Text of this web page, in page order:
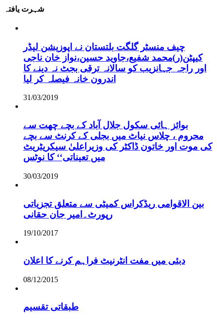
شہرت یافتہ
چیف منسٹر گلگت بلتستان نے اپوزیشن لیڈر
کیپٹن(ر)محمد شفیع،جاوید حسین،نواز خان ناجی
اور راجہ جہانزیب کو سالانہ ترقی بجٹ نہ دینے کا
اندرون خانہ فیصلہ کر لیا
31/03/2019
بوائز ہائی سکول جلال آباد کے بچے چھت سے
محروم ، چلاس نیاٹ میں بجلی کے کرنٹ سے بچے
کی موت اور خاتون ڈاکٹر کی وزیراعلیٰ سیکریٹریٹ
میں تعیناتی‘‘ کا نوٹس
30/03/2019
بین الاقوامی ریڈکراس کمیٹی سے متعلق تجزیاتی
رپورٹ۔امیر جان حقانی
19/10/2017
دبئی میں مفت انٹرنیٹ فراہم کرنے کا اعلان
08/12/2015
طبقاتی تقسیم